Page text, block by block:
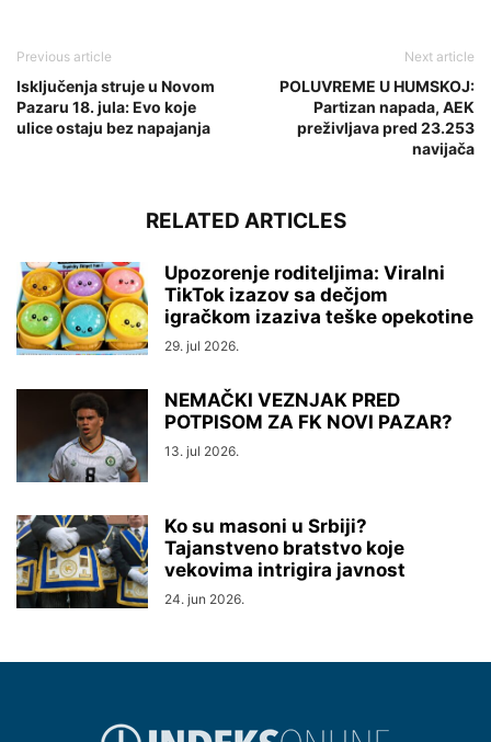
Previous article
Isključenja struje u Novom
Pazaru 18. jula: Evo koje
ulice ostaju bez napajanja
Next article
POLUVREME U HUMSKOJ:
Partizan napada, AEK
preživljava pred 23.253
navijača
RELATED ARTICLES
Upozorenje roditeljima: Viralni
TikTok izazov sa dečjom
igračkom izaziva teške opekotine
29. jul 2026.
NEMAČKI VEZNJAK PRED
POTPISOM ZA FK NOVI PAZAR?
13. jul 2026.
Ko su masoni u Srbiji?
Tajanstveno bratstvo koje
vekovima intrigira javnost
24. jun 2026.